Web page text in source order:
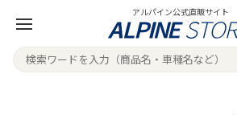
アルパイン公式直販サイト